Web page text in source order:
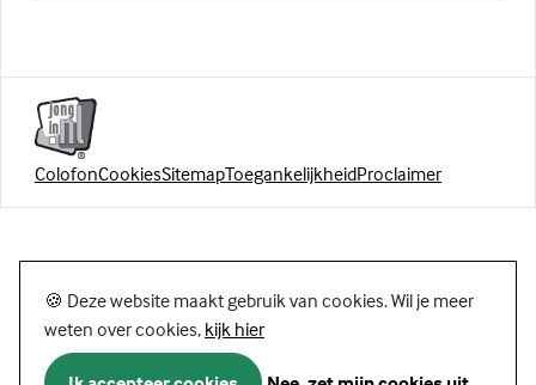
ColofonCookiesSitemapToegankelijkheidProclaimer
🍪 Deze website maakt gebruik van cookies. Wil je meer
weten over cookies, kijk hier